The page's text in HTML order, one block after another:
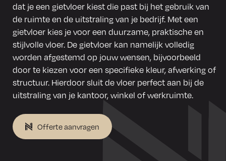
dat je een gietvloer kiest die past bij het gebruik van
de ruimte en de uitstraling van je bedrijf. Met een
gietvloer kies je voor een duurzame, praktische en
stijlvolle vloer. De gietvloer kan namelijk volledig
worden afgestemd op jouw wensen, bijvoorbeeld
door te kiezen voor een specifieke kleur, afwerking of
structuur. Hierdoor sluit de vloer perfect aan bij de
uitstraling van je kantoor, winkel of werkruimte.
Offerte aanvragen